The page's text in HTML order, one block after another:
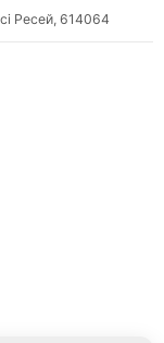
Ресей, 614064